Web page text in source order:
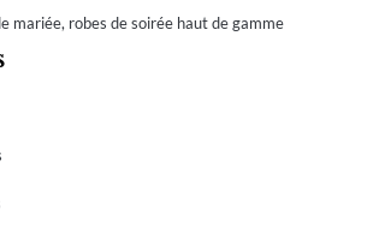
mariée, robes de soirée haut de gamme